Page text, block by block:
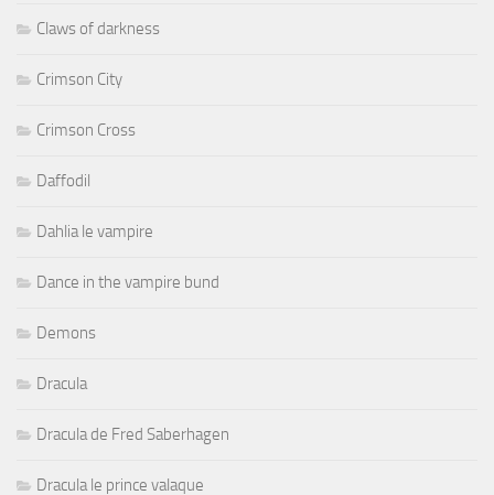
Claws of darkness
Crimson City
Crimson Cross
Daffodil
Dahlia le vampire
Dance in the vampire bund
Demons
Dracula
Dracula de Fred Saberhagen
Dracula le prince valaque